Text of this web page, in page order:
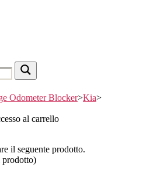
Odometer Blocker>Kia>
al carrello
il seguente prodotto.
prodotto)